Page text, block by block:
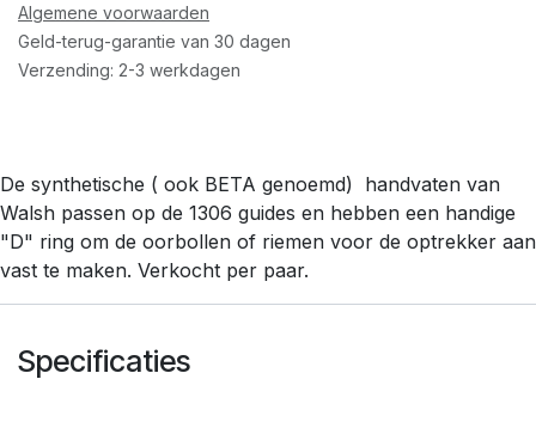
Algemene voorwaarden
Geld-terug-garantie van 30 dagen
Verzending: 2-3 werkdagen
De synthetische ( ook BETA genoemd) handvaten van
Walsh passen op de 1306 guides en hebben een handige
"D" ring om de oorbollen of riemen voor de optrekker aan
vast te maken. Verkocht per paar.
Specificaties